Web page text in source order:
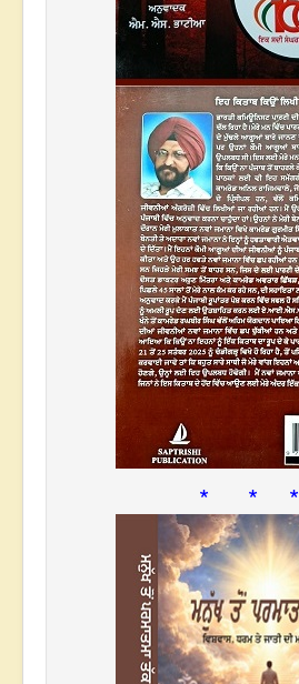
* * *